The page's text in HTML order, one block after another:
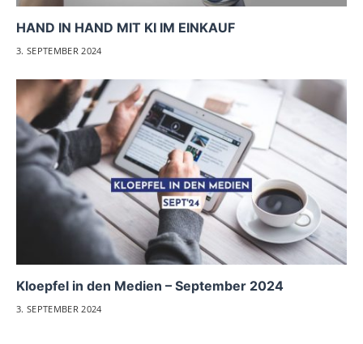
HAND IN HAND MIT KI IM EINKAUF
3. SEPTEMBER 2024
Kloepfel in den Medien – September 2024
3. SEPTEMBER 2024